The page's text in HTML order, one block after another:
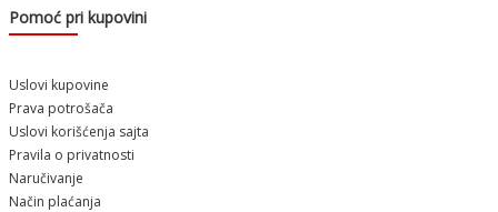
Pomoć pri kupovini
Uslovi kupovine
Prava potrošača
Uslovi korišćenja sajta
Pravila o privatnosti
Naručivanje
Način plaćanja